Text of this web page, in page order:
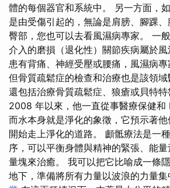
體的每個器官和系統中。 另一方面，
是由受傷引起的，無論是肩膀、腳踝
臀部，您也可以去看風濕病專家。 一
介入的磨損（退化性）關節疾病屬於
患有背痛、神經受壓或腰痛，風濕病專
但骨質疏鬆症的檢查和治療也是該領
還包括治療骨質疏鬆症、狼瘡或貝特
2008 年以來，他一直從事醫療保健
而水本身就是淨化的象徵，它預示著
開始走上淨化的道路。 顱骶療法是一
序，可以平衡身體與精神的緊張、能
量塊來治癒。 我可以把它比喻成一條
地下，準備將所有力量以波浪的力量集